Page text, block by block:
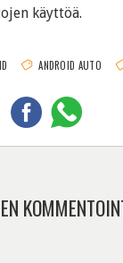
käyttöä.
ANDROID AUTO